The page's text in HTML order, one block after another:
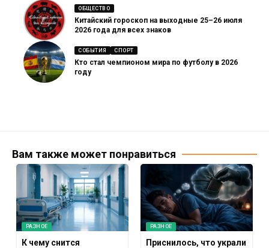
ОБЩЕСТВО
Китайский гороскоп на выходные 25–26 июля
2026 года для всех знаков
СОБЫТИЯ СПОРТ
Кто стал чемпионом мира по футболу в 2026
году
Вам также может понравиться
РАЗНОЕ
К чему снится
РАЗНОЕ
Приснилось, что украли